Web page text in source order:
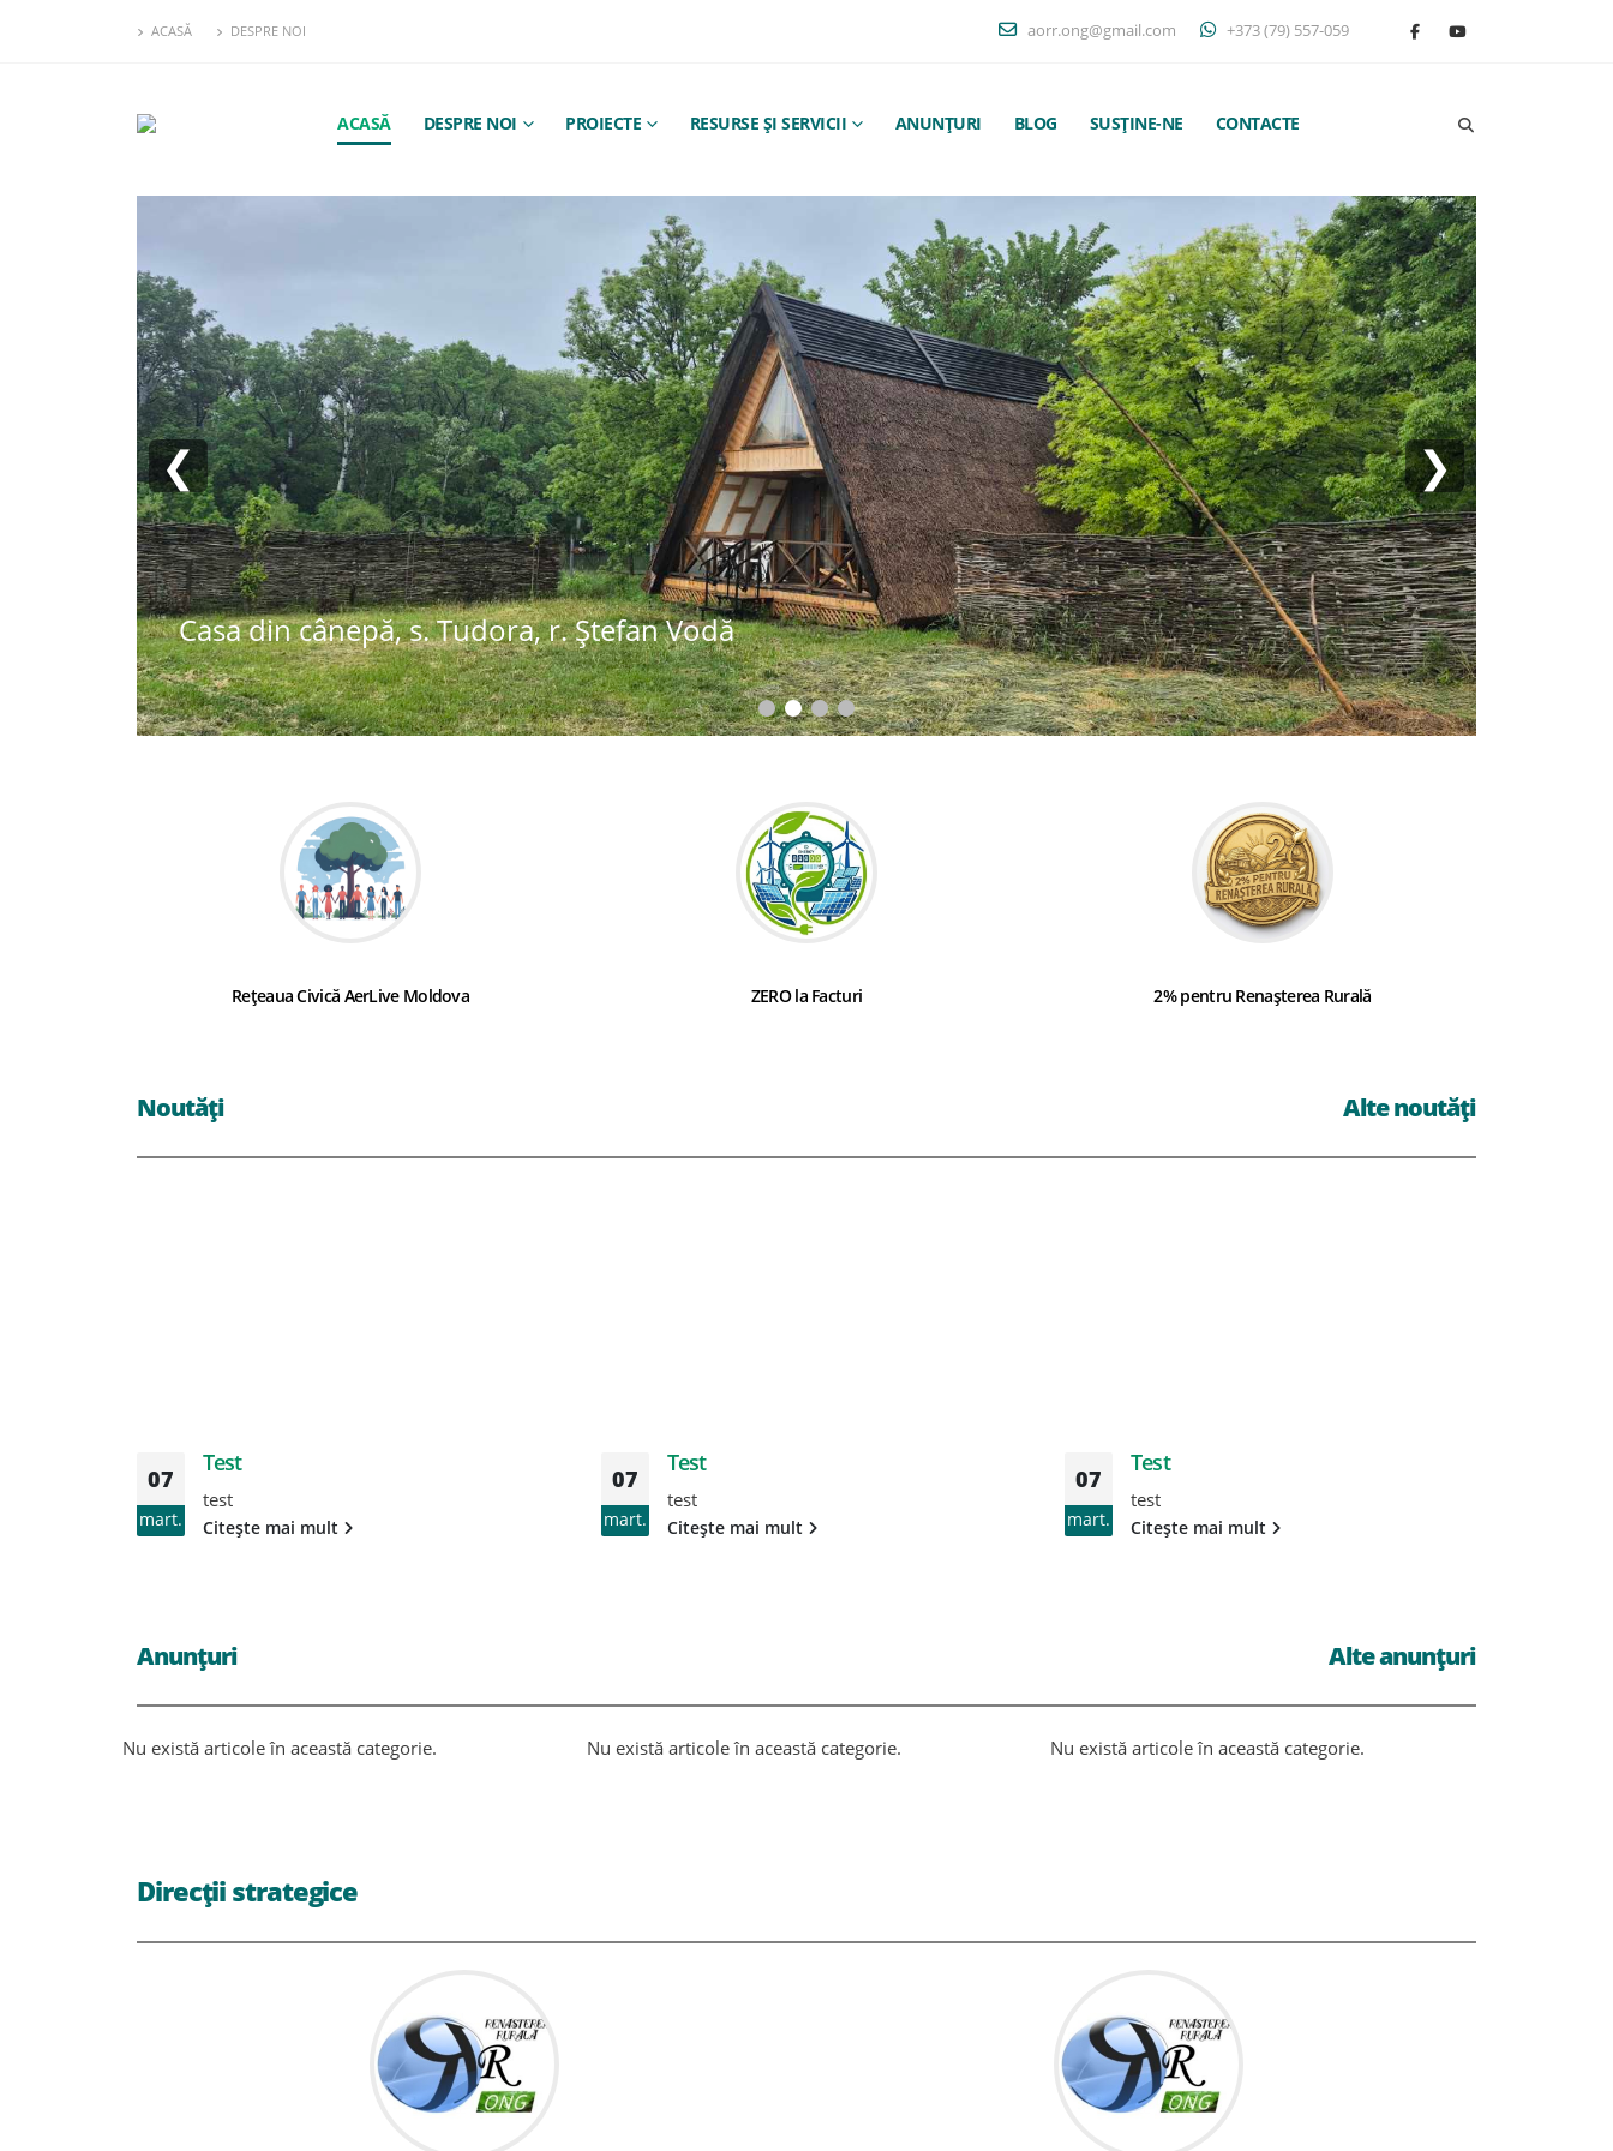
ACASĂ DESPRE NOI aorr.ong@gmail.com +373 (79) 557-059
ACASĂ DESPRE NOI PROIECTE RESURSE ȘI SERVICII ANUNȚURI BLOG SUSȚINE-NE CONTACTE
Casa din cânepă, s. Tudora, r. Ștefan Vodă
❮ ❯
Rețeaua Civică AerLive Moldova ZERO la Facturi 2% pentru Renașterea Rurală
Noutăți Alte noutăți
07
mart.
Test
test
Citește mai mult
07
mart.
Test
test
Citește mai mult
07
mart.
Test
test
Citește mai mult
Anunțuri Alte anunțuri
Nu există articole în această categorie. Nu există articole în această categorie. Nu există articole în această categorie.
Direcții strategice